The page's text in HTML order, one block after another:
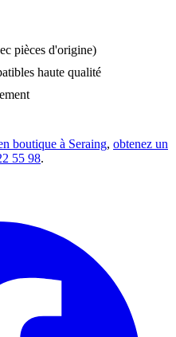
pièces d'origine)
haute qualité
boutique à Seraing, obtenez un
55 98.